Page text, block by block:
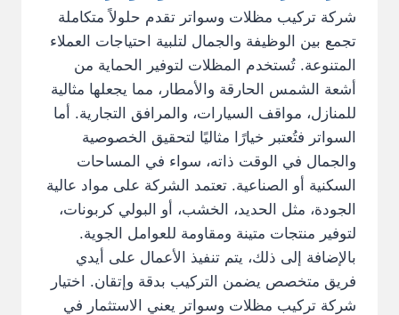
شركة تركيب مظلات وسواتر تقدم حلولاً متكاملة
تجمع بين الوظيفة والجمال لتلبية احتياجات العملاء
المتنوعة. تُستخدم المظلات لتوفير الحماية من
أشعة الشمس الحارقة والأمطار، مما يجعلها مثالية
للمنازل، مواقف السيارات، والمرافق التجارية. أما
السواتر فتُعتبر خيارًا مثاليًا لتحقيق الخصوصية
والجمال في الوقت ذاته، سواء في المساحات
السكنية أو الصناعية. تعتمد الشركة على مواد عالية
الجودة، مثل الحديد، الخشب، أو البولي كربونات،
لتوفير منتجات متينة ومقاومة للعوامل الجوية.
بالإضافة إلى ذلك، يتم تنفيذ الأعمال على أيدي
فريق متخصص يضمن التركيب بدقة وإتقان. اختيار
شركة تركيب مظلات وسواتر يعني الاستثمار في